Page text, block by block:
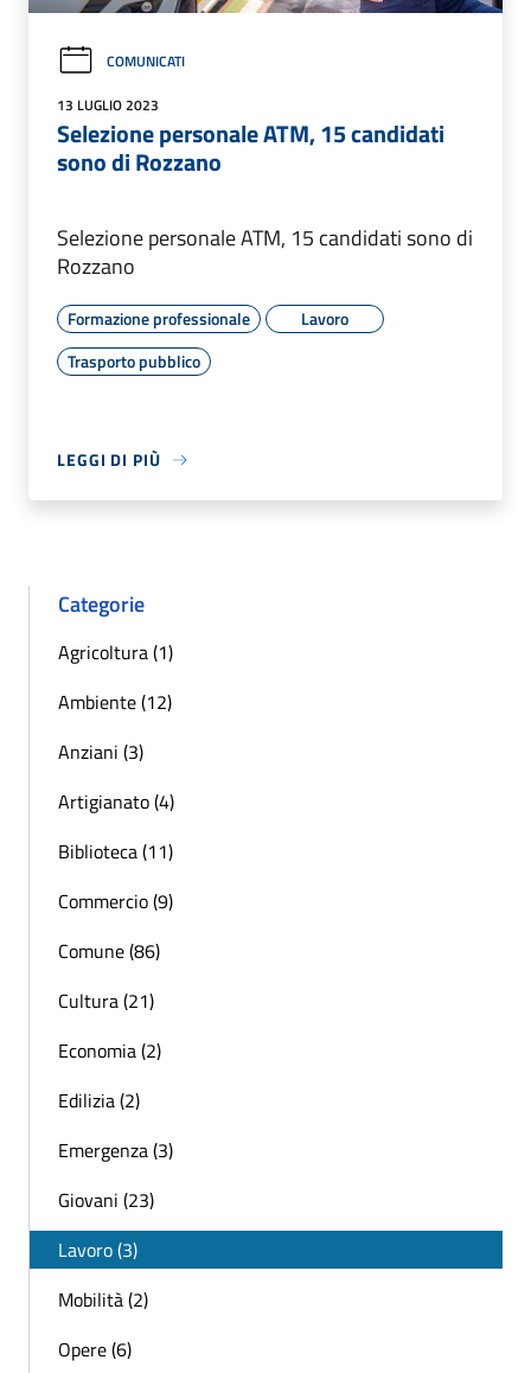
COMUNICATI
13 LUGLIO 2023
Selezione personale ATM, 15 candidati
sono di Rozzano
Selezione personale ATM, 15 candidati sono di
Rozzano
Formazione professionale
Lavoro
Trasporto pubblico
LEGGI DI PIÙ
Categorie
Agricoltura (1)
Ambiente (12)
Anziani (3)
Artigianato (4)
Biblioteca (11)
Commercio (9)
Comune (86)
Cultura (21)
Economia (2)
Edilizia (2)
Emergenza (3)
Giovani (23)
Lavoro (3)
Mobilità (2)
Opere (6)